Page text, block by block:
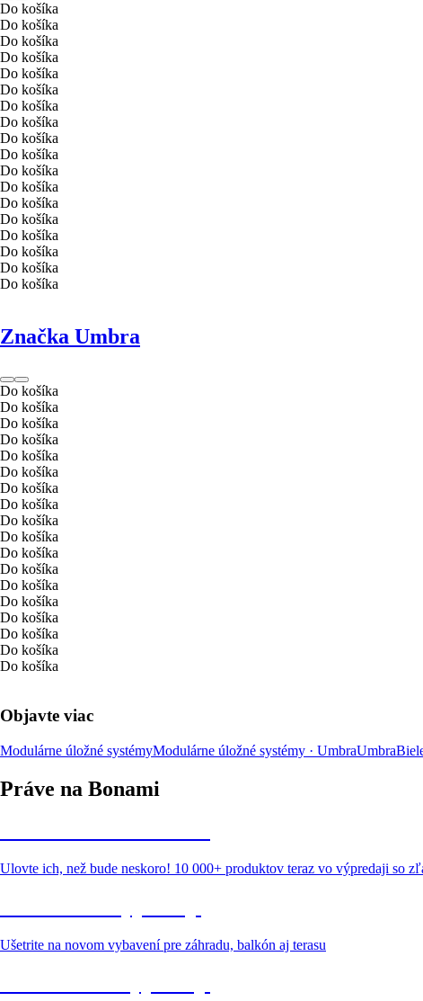
Do košíka
Do košíka
Do košíka
Do košíka
Do košíka
Do košíka
Do košíka
Do košíka
Do košíka
Do košíka
Do košíka
Do košíka
Do košíka
Do košíka
Do košíka
Do košíka
Do košíka
Do košíka
Značka Umbra
Do košíka
Do košíka
Do košíka
Do košíka
Do košíka
Do košíka
Do košíka
Do košíka
Do košíka
Do košíka
Do košíka
Do košíka
Do košíka
Do košíka
Do košíka
Do košíka
Do košíka
Do košíka
Objavte viac
Modulárne úložné systémyModulárne úložné systémy · UmbraUmbra
Práve na Bonami
Ulovte ich, než bude neskoro! 10 000+ produktov teraz vo výpredaji so
Ušetrite na novom vybavení pre záhradu, balkón aj terasu